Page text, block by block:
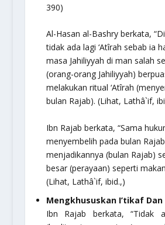
390)
Al-Hasan al-Bashry berkata,
tidak ada lagi ‘Atîrah sebab ia
masa Jahiliyyah di man salah
(orang-orang Jahiliyyah)
melakukan ritual ‘Atîrah
bulan Rajab). (Lihat, Lathâ`if,
Ibn Rajab berkata, “Sama
menyembelih pada bulan Rajab
menjadikannya (bulan Rajab)
besar (perayaan) seperti
(Lihat, Lathâ`if, ibid.,)
Mengkhususkan I’tikaf Dan
Ibn Rajab berkata,“Tidak